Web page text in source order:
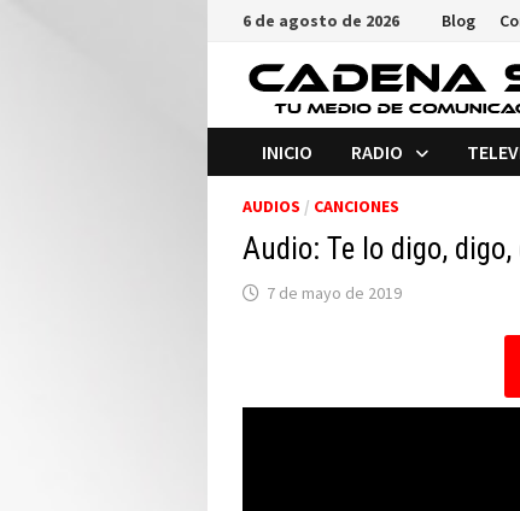
Saltar
contenido
6 de agosto de 2026 Blog
INICIO RADIO
AUDIOS / CANCIONES
Audio: Te lo digo,
7 de mayo de 2019